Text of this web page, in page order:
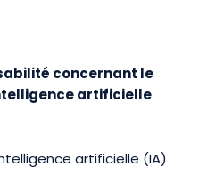
concernant le
artificielle
artificielle (IA)